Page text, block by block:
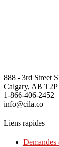
888 - 3rd Street
Calgary, AB T2P
1-866-406-2452
info@cila.co
Liens rapides
Demandes